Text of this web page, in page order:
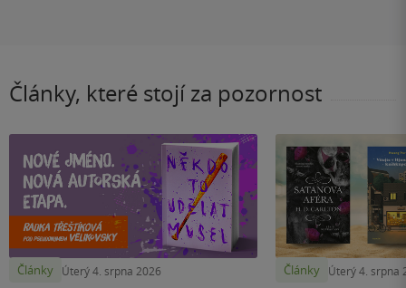
Články, které stojí za pozornost
Články Úterý 4. srpna 2026 Články Úterý 4. srpna